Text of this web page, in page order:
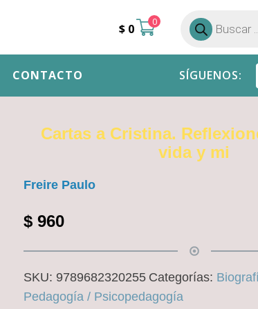
$ 0 0
Búsqueda
de
productos
CONTACTO SÍGUENOS:
Cartas a Cristina.
vida y mi
Freire Paulo
$960
SKU: 9789682320255 Categorías:
Pedagogía / Psicopedagogía